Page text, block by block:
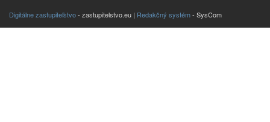
Digitálne zastupiteľstvo- zastupitelstvo.eu | Redakčný systém- SysCom